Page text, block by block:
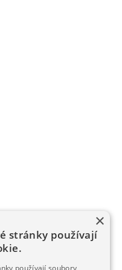
×
stránky používají
používají soubory